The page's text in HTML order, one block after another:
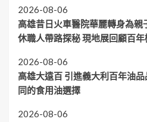
2026-08-06
高雄昔日火車醫院華麗轉身為親
休職人帶路探秘 現地展回顧百年
2026-08-06
高雄大遠百 引進義大利百年油
同的食用油選擇
2026-08-06